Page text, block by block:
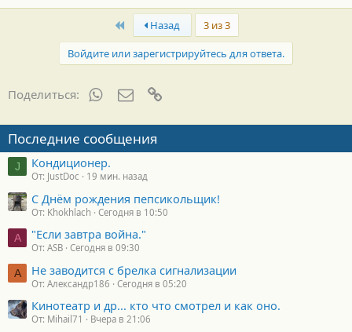
First Назад
3 из 3
Войдите или зарегистрируйтесь для ответа.
Поделиться: WhatsAppЭлектронная почта
Последние сообщения
J Кондиционер.
От: JustDoc 19 мин. назад
С Днём рождения пепсикольщик!
От: Khokhlach Сегодня в 10:50
A "Если завтра война."
От: ASB Сегодня в 09:30
А Не заводится с брелка сигнализации
От: Александр186 Сегодня в 05:20
Кинотеатр и др... кто что смотрел и как оно.
От: Mihail71 Вчера в 21:06